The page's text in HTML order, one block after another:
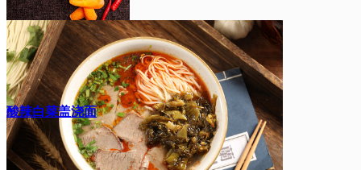
酸辣白菜盖浇面